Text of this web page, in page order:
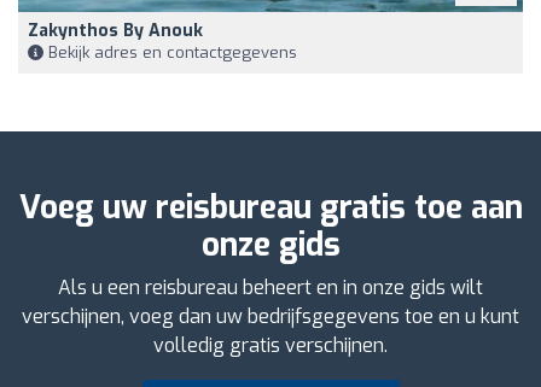
Zakynthos By Anouk
Bekijk adres en contactgegevens
Voeg uw reisbureau gratis toe aan
onze gids
Als u een reisbureau beheert en in onze gids wilt
verschijnen, voeg dan uw bedrijfsgegevens toe en u kunt
volledig gratis verschijnen.